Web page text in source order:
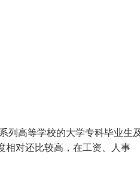
列高等学校的大学专科毕业生
相对还比较高，在工资、人事